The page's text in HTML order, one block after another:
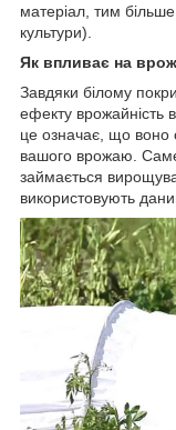
матеріал, тим більше
культури).
Як впливає на
Завдяки білому
ефекту врожайність
це означає, що воно
вашого врожаю.
займається
використовують